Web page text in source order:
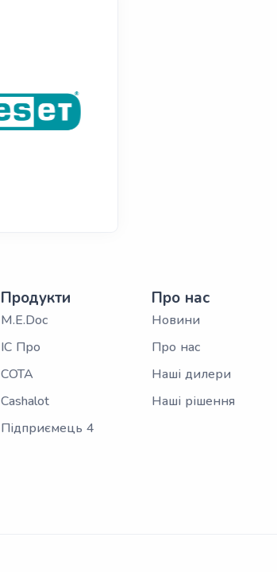
Продукти
M.E.Doc
ІС Про
СОТА
Cashalot
Підприємець 4
Про нас
Новини
Про нас
Наші дилери
Наші рішення